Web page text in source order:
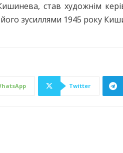
став художнім
зусиллями 1945 року
Twitter